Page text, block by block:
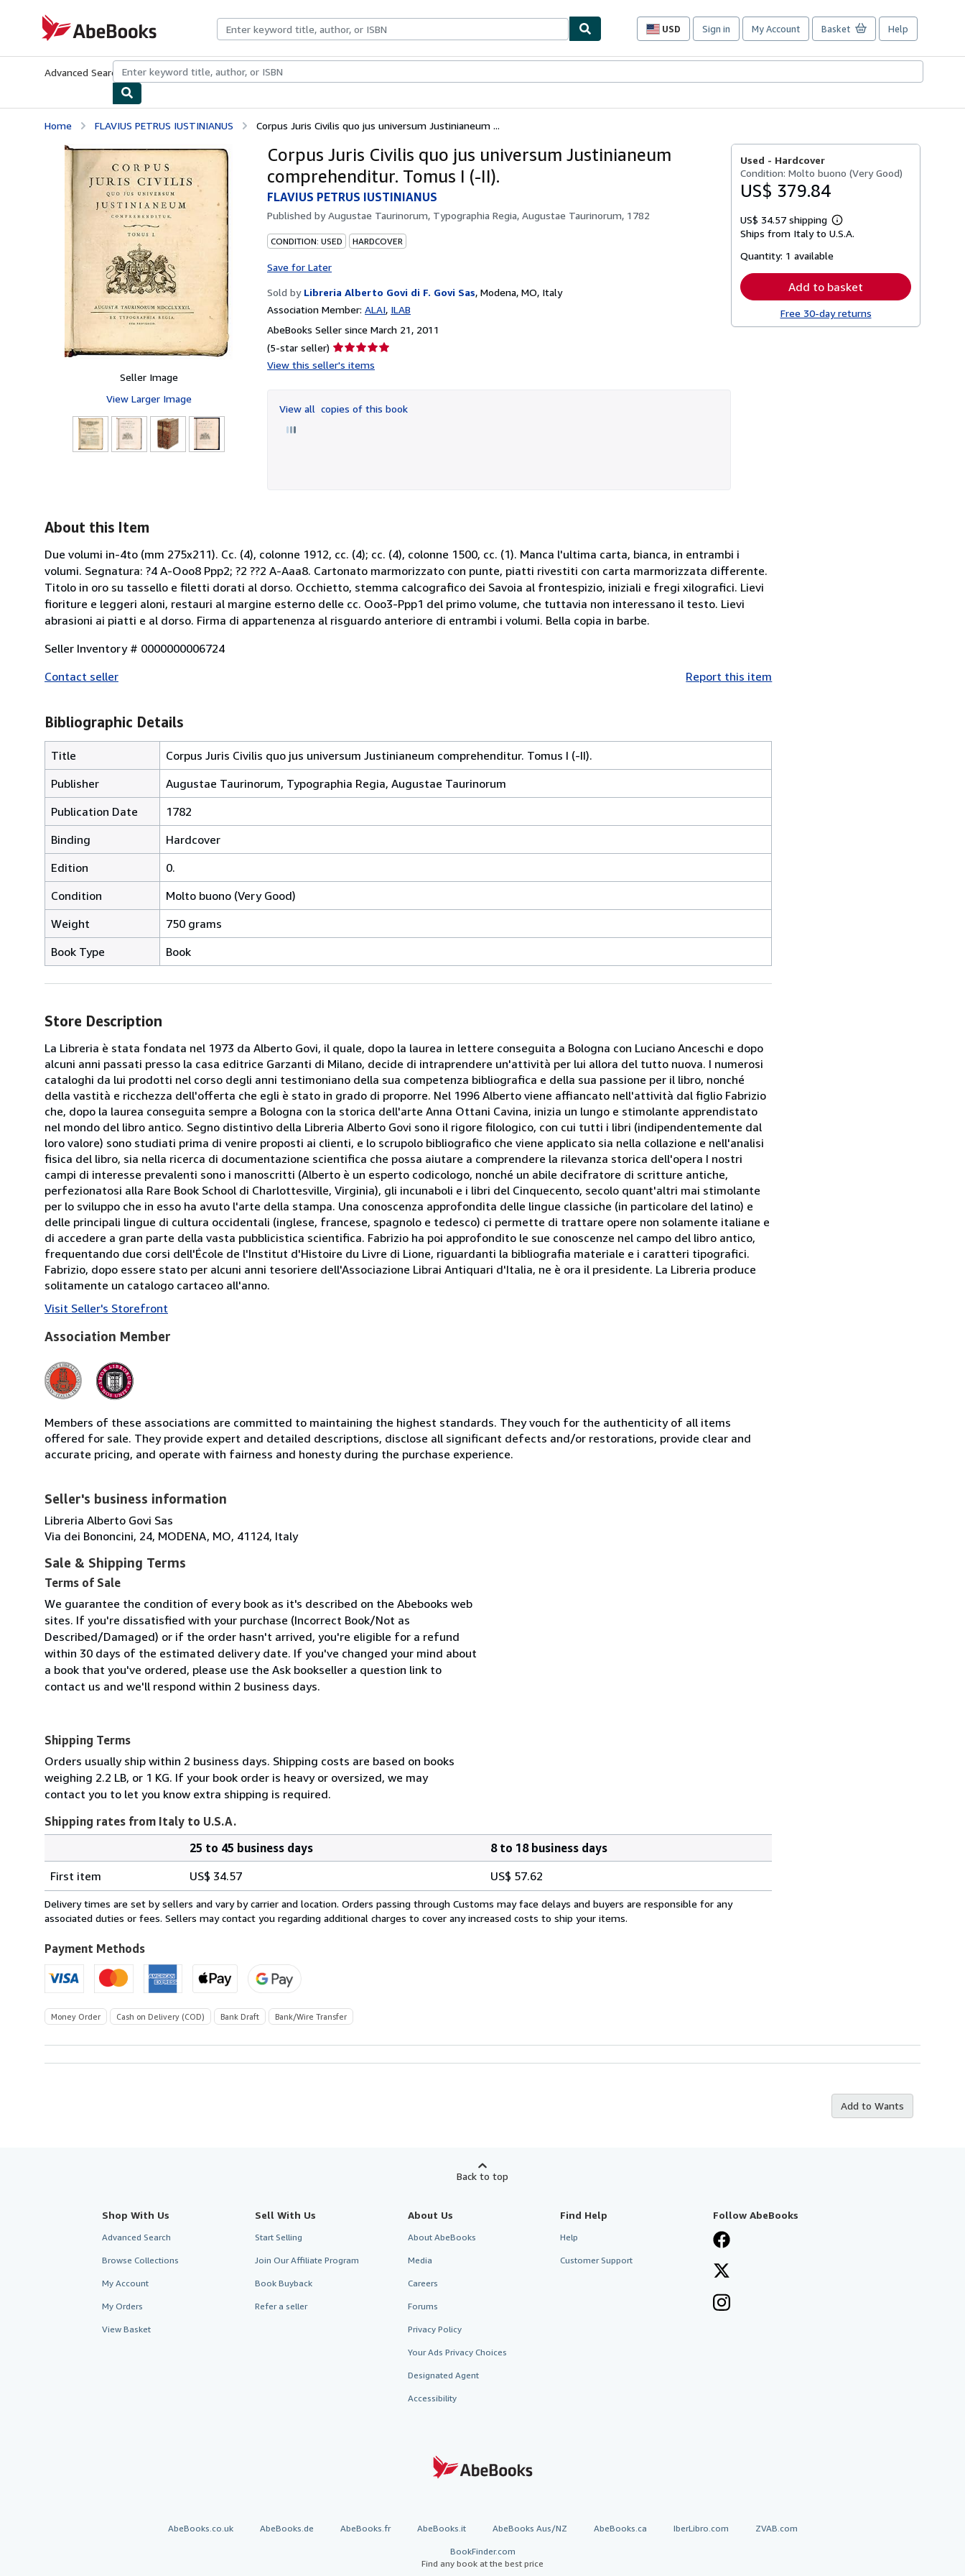
AbeBooks.com
USD
Site
preferences
Sign in My Account Basket Help
Advanced Search Browse CollectionsRare BooksArt & Collectibles
Home FLAVIUS PETRUS IUSTINIANUS Corpus Juris Civilis quo jus universum Justinianeum ...
Seller Image
View Larger Image
Corpus Juris Civilis quo jus universum Justinianeum
comprehenditur. Tomus I (-II).
FLAVIUS PETRUS IUSTINIANUS
Published byAugustae Taurinorum, Typographia Regia, Augustae Taurinorum, 1782
CONDITION: USED HARDCOVER
Save for Later
Sold by Libreria Alberto Govi di F. Govi Sas, Modena, MO, Italy
Association Member: ALAI ILAB
AbeBooks Seller since March 21, 2011
(5-star seller) Seller
rating
of
5
View this seller's items
View all copies of this book
Used - Hardcover
Condition: Molto buono (Very Good)
US$ 379.84
US$ 34.57 shipping
Learn
more
Ships from Italy to U.S.A.
Quantity: 1 available
Add to basket
Free 30-day returns
About this Item
Due volumi in-4to (mm 275x211). Cc. (4), colonne 1912, cc. (4); cc. (4), colonne 1500, cc. (1). Manca l'ultima carta, bianca, in entrambi i
volumi. Segnatura: ?4 A-Ooo8 Ppp2; ?2 ??2 A-Aaa8. Cartonato marmorizzato con punte, piatti rivestiti con carta marmorizzata differente.
Titolo in oro su tassello e filetti dorati al dorso. Occhietto, stemma calcografico dei Savoia al frontespizio, iniziali e fregi xilografici. Lievi
fioriture e leggeri aloni, restauri al margine esterno delle cc. Ooo3-Ppp1 del primo volume, che tuttavia non interessano il testo. Lievi
abrasioni ai piatti e al dorso. Firma di appartenenza al risguardo anteriore di entrambi i volumi. Bella copia in barbe.
Seller Inventory # 0000000006724
Contact seller
Report this item
Bibliographic Details
Title
Corpus Juris Civilis quo jus universum Justinianeum comprehenditur. Tomus I (-II).
Publisher
Augustae Taurinorum, Typographia Regia, Augustae Taurinorum
Publication Date
1782
Binding
Hardcover
Edition
0.
Condition
Molto buono (Very Good)
Weight
750 grams
Book Type
Book
Store Description
La Libreria è stata fondata nel 1973 da Alberto Govi, il quale, dopo la laurea in lettere conseguita a Bologna con Luciano Anceschi e dopo
alcuni anni passati presso la casa editrice Garzanti di Milano, decide di intraprendere un'attività per lui allora del tutto nuova. I numerosi
cataloghi da lui prodotti nel corso degli anni testimoniano della sua competenza bibliografica e della sua passione per il libro, nonché
della vastità e ricchezza dell'offerta che egli è stato in grado di proporre. Nel 1996 Alberto viene affiancato nell'attività dal figlio Fabrizio
che, dopo la laurea conseguita sempre a Bologna con la storica dell'arte Anna Ottani Cavina, inizia un lungo e stimolante apprendistato
nel mondo del libro antico. Segno distintivo della Libreria Alberto Govi sono il rigore filologico, con cui tutti i libri (indipendentemente dal
loro valore) sono studiati prima di venire proposti ai clienti, e lo scrupolo bibliografico che viene applicato sia nella collazione e nell'analisi
fisica del libro, sia nella ricerca di documentazione scientifica che possa aiutare a comprendere la rilevanza storica dell'opera I nostri
campi di interesse prevalenti sono i manoscritti (Alberto è un esperto codicologo, nonché un abile decifratore di scritture antiche,
perfezionatosi alla Rare Book School di Charlottesville, Virginia), gli incunaboli e i libri del Cinquecento, secolo quant'altri mai stimolante
per lo sviluppo che in esso ha avuto l'arte della stampa. Una conoscenza approfondita delle lingue classiche (in particolare del latino) e
delle principali lingue di cultura occidentali (inglese, francese, spagnolo e tedesco) ci permette di trattare opere non solamente italiane e
di accedere a gran parte della vasta pubblicistica scientifica. Fabrizio ha poi approfondito le sue conoscenze nel campo del libro antico,
frequentando due corsi dell'École de l'Institut d'Histoire du Livre di Lione, riguardanti la bibliografia materiale e i caratteri tipografici.
Fabrizio, dopo essere stato per alcuni anni tesoriere dell'Associazione Librai Antiquari d'Italia, ne è ora il presidente. La Libreria produce
solitamente un catalogo cartaceo all'anno.
Visit Seller's Storefront
Association Member
Members of these associations are committed to maintaining the highest standards. They vouch for the authenticity of all items
offered for sale. They provide expert and detailed descriptions, disclose all significant defects and/or restorations, provide clear and
accurate pricing, and operate with fairness and honesty during the purchase experience.
Seller's business information
Libreria Alberto Govi Sas
Via dei Bononcini, 24, MODENA, MO, 41124, Italy
Sale & Shipping Terms
Terms of Sale
We guarantee the condition of every book as it's described on the Abebooks web
sites. If you're dissatisfied with your purchase (Incorrect Book/Not as
Described/Damaged) or if the order hasn't arrived, you're eligible for a refund
within 30 days of the estimated delivery date. If you've changed your mind about
a book that you've ordered, please use the Ask bookseller a question link to
contact us and we'll respond within 2 business days.
Shipping Terms
Orders usually ship within 2 business days. Shipping costs are based on books
weighing 2.2 LB, or 1 KG. If your book order is heavy or oversized, we may
contact you to let you know extra shipping is required.
Shipping rates from Italy to U.S.A.
rates
from
Italy
U.S.A.
25 to 45 business days
8 to 18 business days
First item
US$ 34.57 US$ 57.62
Delivery times are set by sellers and vary by carrier and location. Orders passing through Customs may face delays and buyers are responsible for any
associated duties or fees. Sellers may contact you regarding additional charges to cover any increased costs to ship your items.
Payment Methods
Money Order Cash on Delivery (COD) Bank Draft Bank/Wire Transfer
Add to Wants
Back to top
Shop With Us
Advanced Search
Browse Collections
My Account
My Orders
View Basket
Sell With Us
Start Selling
Join Our Affiliate Program
Book Buyback
Refer a seller
About Us
About AbeBooks
Media
Careers
Forums
Privacy Policy
Your Ads Privacy Choices
Designated Agent
Accessibility
Find Help
Help
Customer Support
Follow AbeBooks
AbeBooks.co.uk AbeBooks.de AbeBooks.fr AbeBooks.it AbeBooks Aus/NZ AbeBooks.ca IberLibro.com ZVAB.com
BookFinder.com
Find any book at the best price